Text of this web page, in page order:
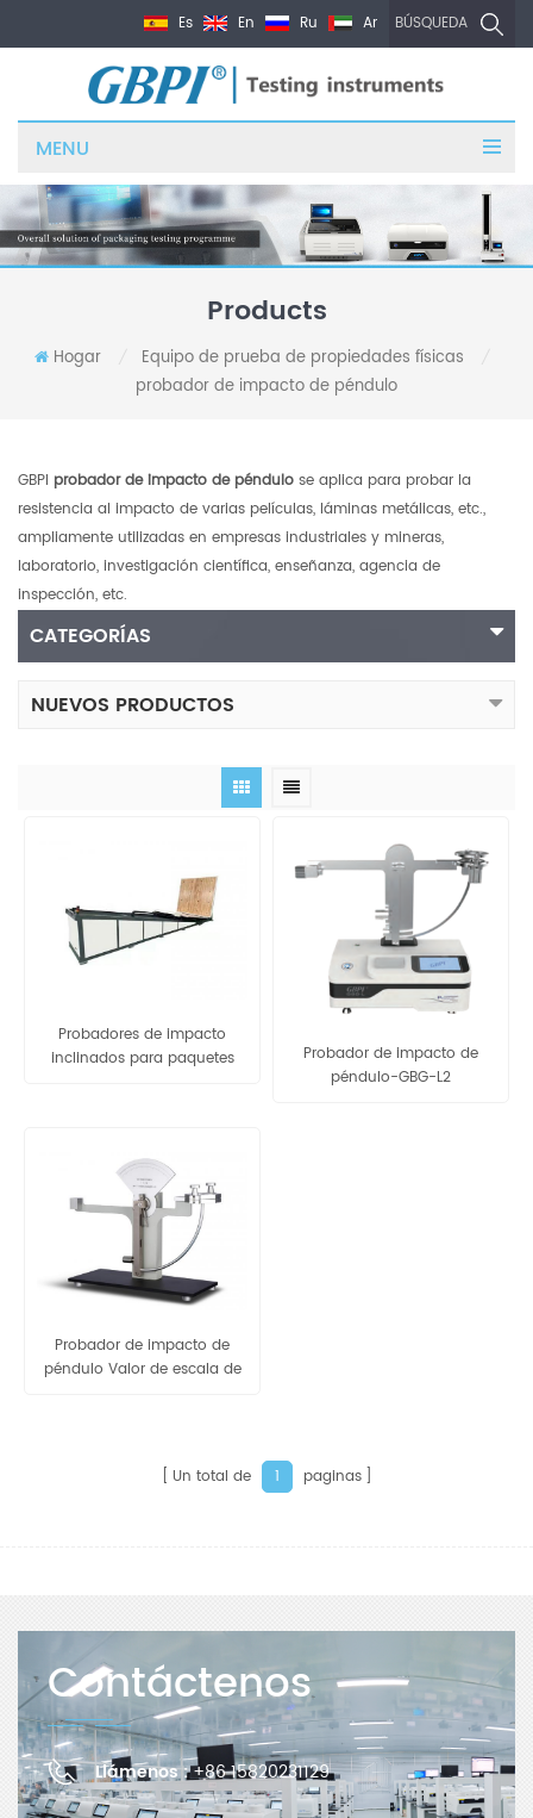
BÚSQUEDA
Es En Ru Ar
MENU
Products
Hogar Equipo de prueba de propiedades físicas
probador de impacto de péndulo
GBPI probador de impacto de péndulo se aplica para probar la
resistencia al impacto de varias películas, láminas metálicas, etc.,
ampliamente utilizadas en empresas industriales y mineras,
laboratorio, investigación científica, enseñanza, agencia de
inspección, etc.
CATEGORÍAS
NUEVOS PRODUCTOS
Probadores de impacto
inclinados para paquetes
embalaje ISTA 6
Probador de impacto de
péndulo-GBG-L2
Probador de impacto de
péndulo Valor de escala de
Un total de 1 paginas
Contáctenos
Llámenos :+86 15820231129